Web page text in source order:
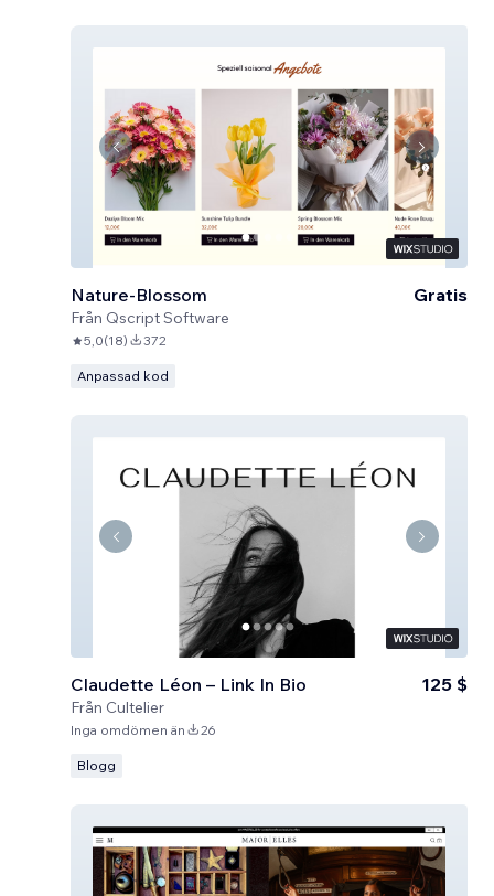
Nature-Blossom
Från Qscript Software
Gratis
5,0(18) 372
Anpassad kod
Claudette Léon – Link In Bio
Från Cultelier
125 $
Inga omdömen än 26
Blogg